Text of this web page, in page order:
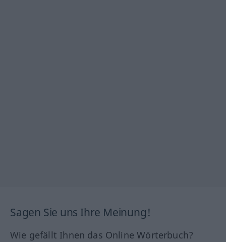
Sagen Sie uns Ihre Meinung!
Wie gefällt Ihnen das Online Wörterbuch?